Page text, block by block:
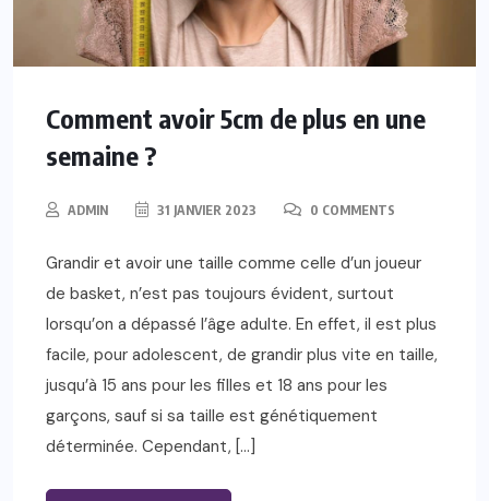
Comment avoir 5cm de plus en une
semaine ?
ADMIN 31 JANVIER 2023 0 COMMENTS
Grandir et avoir une taille comme celle d’un joueur
de basket, n’est pas toujours évident, surtout
lorsqu’on a dépassé l’âge adulte. En effet, il est plus
facile, pour adolescent, de grandir plus vite en taille,
jusqu’à 15 ans pour les filles et 18 ans pour les
garçons, sauf si sa taille est génétiquement
déterminée. Cependant, […]